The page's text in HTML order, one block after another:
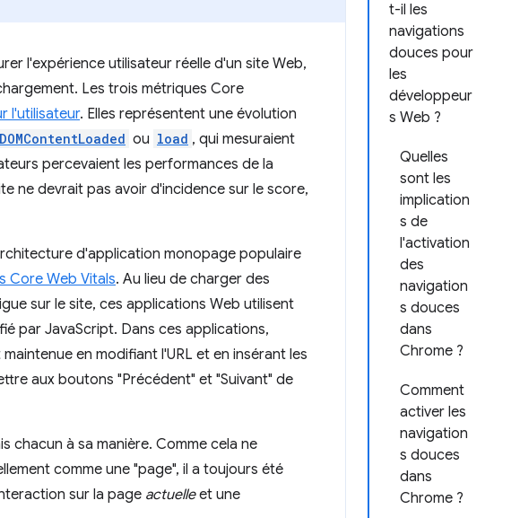
t-il les
navigations
douces pour
les
développeur
s Web ?
Quelles
sont les
implication
s de
l'activation
des
navigation
s douces
dans
Chrome ?
Comment
activer les
navigation
s douces
dans
Chrome ?
l'expérience utilisateur réelle d'un site Web,
Les trois métriques Core
l'utilisateur. Elles représentent une évolution
DOMContentLoaded ou load , qui mesuraient
percevaient les performances de la
ne devrait pas avoir d'incidence sur le score,
d'application monopage populaire
Core Web Vitals. Au lieu de charger des
sur le site, ces applications Web utilisent
par JavaScript. Dans ces applications,
en modifiant l'URL et en insérant les
aux boutons "Précédent" et "Suivant" de
chacun à sa manière. Comme cela ne
comme une "page", il a toujours été
sur la page actuelleet une